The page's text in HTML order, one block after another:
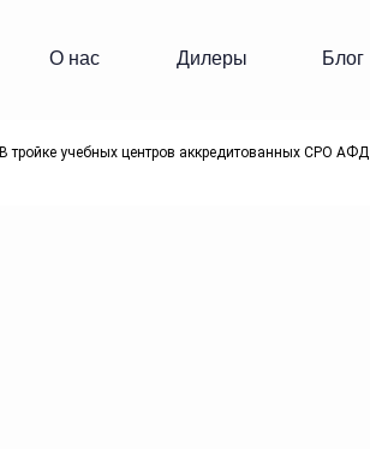
О нас Дилеры Блог
В тройке учебных центров аккредитованных СРО АФД